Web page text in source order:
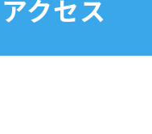
のスタートもお
クセス